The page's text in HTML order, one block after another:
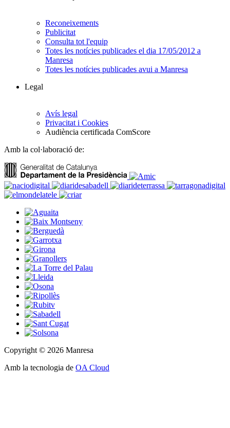
Reconeixements
Publicitat
Consulta tot l'equip
Totes les notícies publicades el dia 17/05/2012 a
Manresa
Totes les notícies publicades avui a Manresa
Legal
Avís legal
Privacitat i Cookies
Audiència certificada ComScore
Amb la col·laboració de:
Copyright © 2026 Manresa
Amb la tecnologia de OA Cloud